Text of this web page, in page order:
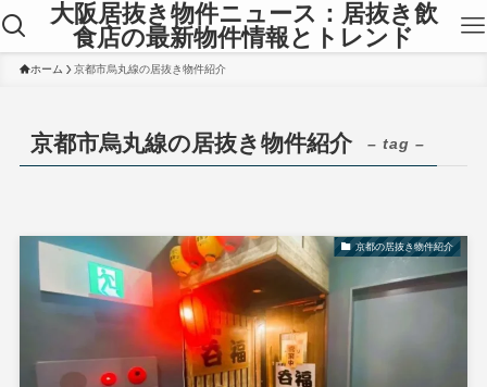
大阪居抜き物件ニュース：居抜き飲
食店の最新物件情報とトレンド
ホーム 京都市烏丸線の居抜き物件紹介
京都市烏丸線の居抜き物件紹介 – tag –
京都の居抜き物件紹介